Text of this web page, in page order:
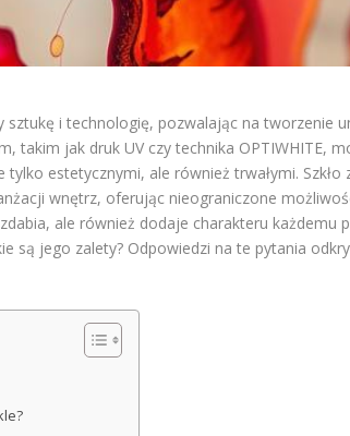
i technologię, pozwalając na tworzenie
takim jak druk UV czy technika OPTIWHITE,
estetycznymi, ale również trwałymi. Szkło
wnętrz, oferując nieograniczone
ale również dodaje charakteru każdemu
są jego zalety? Odpowiedzi na te pytania